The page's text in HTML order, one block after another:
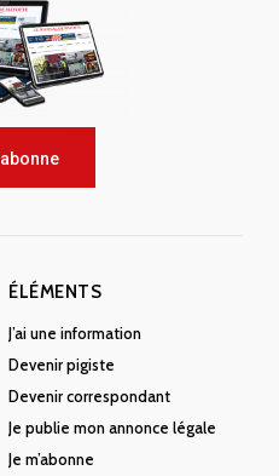
ÉLÉMENTS
J’ai une information
Devenir pigiste
Devenir correspondant
Je publie mon annonce légale
Je m’abonne